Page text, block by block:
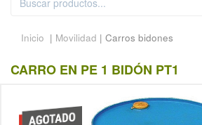
Inicio | Movilidad | Carros bidones
CARRO EN PE 1 BIDÓN PT1